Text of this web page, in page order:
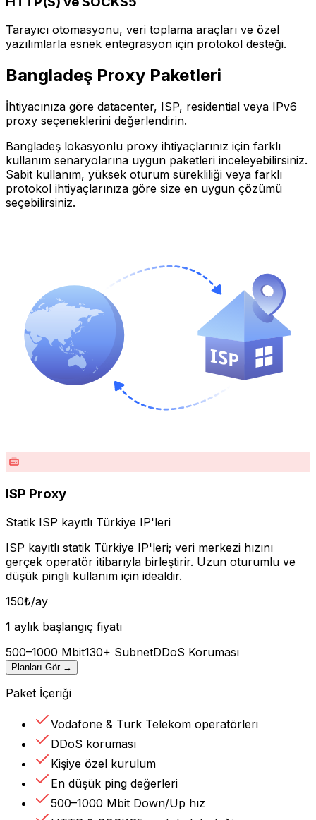
Tarayıcı otomasyonu, veri toplama araçları ve özel
yazılımlarla esnek entegrasyon için protokol desteği.
Bangladeş Proxy Paketleri
İhtiyacınıza göre datacenter, ISP, residential veya IPv6
proxy seçeneklerini değerlendirin.
Bangladeş lokasyonlu proxy ihtiyaçlarınız için farklı
kullanım senaryolarına uygun paketleri inceleyebilirsiniz.
Sabit kullanım, yüksek oturum sürekliliği veya farklı
protokol ihtiyaçlarınıza göre size en uygun çözümü
seçebilirsiniz.
ISP Proxy
Statik ISP kayıtlı Türkiye IP'leri
ISP kayıtlı statik Türkiye IP'leri; veri merkezi hızını
gerçek operatör itibarıyla birleştirir. Uzun oturumlu ve
düşük pingli kullanım için idealdir.
150₺/ay
1 aylık başlangıç fiyatı
500–1000 Mbit130+ SubnetDDoS Koruması
Planları Gör →
Paket İçeriği
Vodafone & Türk Telekom operatörleri
DDoS koruması
Kişiye özel kurulum
En düşük ping değerleri
500–1000 Mbit Down/Up hız